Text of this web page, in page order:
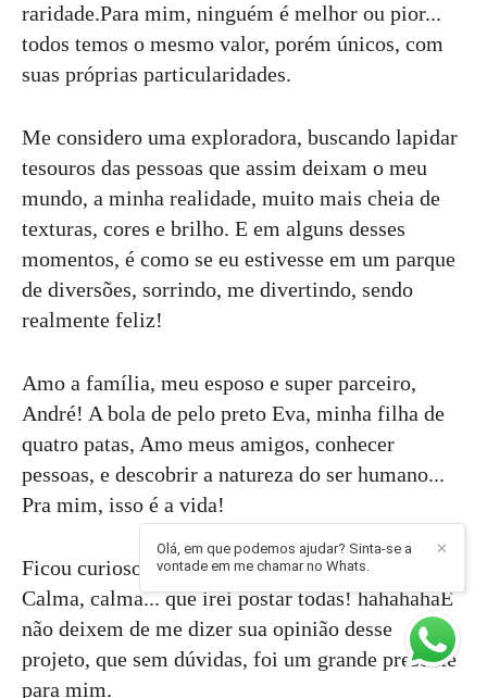
raridade.Para mim, ninguém é melhor ou pior...
todos temos o mesmo valor, porém únicos, com
suas próprias particularidades.
Me considero uma exploradora, buscando lapidar
tesouros das pessoas que assim deixam o meu
mundo, a minha realidade, muito mais cheia de
texturas, cores e brilho. E em alguns desses
momentos, é como se eu estivesse em um parque
de diversões, sorrindo, me divertindo, sendo
realmente feliz!
Amo a família, meu esposo e super parceiro,
André! A bola de pelo preto Eva, minha filha de
quatro patas, Amo meus amigos, conhecer
pessoas, e descobrir a natureza do ser humano...
Pra mim, isso é a vida!
Ficou curioso para conhecer as outras galerias?
Calma, calma... que irei postar todas! hahahahaE
não deixem de me dizer sua opinião desse
projeto, que sem dúvidas, foi um grande presente
para mim.
✕
Olá, em que podemos ajudar? Sinta-se a
vontade em me chamar no Whats.